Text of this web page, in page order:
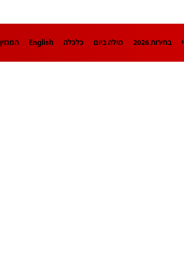
בחירות 2026 מילה ביום כלכלה English המגזין